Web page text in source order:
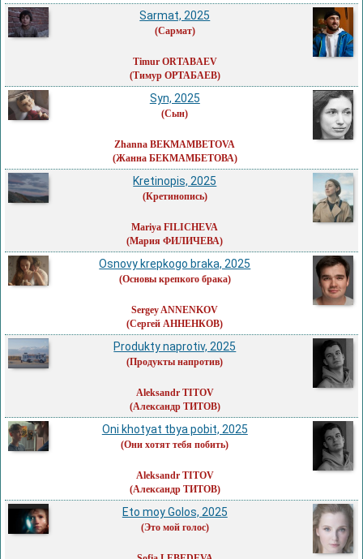
Sarmat, 2025
(Сармат)
Timur ORTABAEV
(Тимур ОРТАБАЕВ)
Syn, 2025
(Сын)
Zhanna BEKMAMBETOVA
(Жанна БЕКМАМБЕТОВА)
Kretinopis, 2025
(Кретинопись)
Mariya FILICHEVA
(Мария ФИЛИЧЕВА)
Osnovy krepkogo braka, 2025
(Основы крепкого брака)
Sergey ANNENKOV
(Сергей АННЕНКОВ)
Produkty naprotiv, 2025
(Продукты напротив)
Aleksandr TITOV
(Александр ТИТОВ)
Oni khotyat tbya pobit, 2025
(Они хотят тебя побить)
Aleksandr TITOV
(Александр ТИТОВ)
Eto moy Golos, 2025
(Это мой голос)